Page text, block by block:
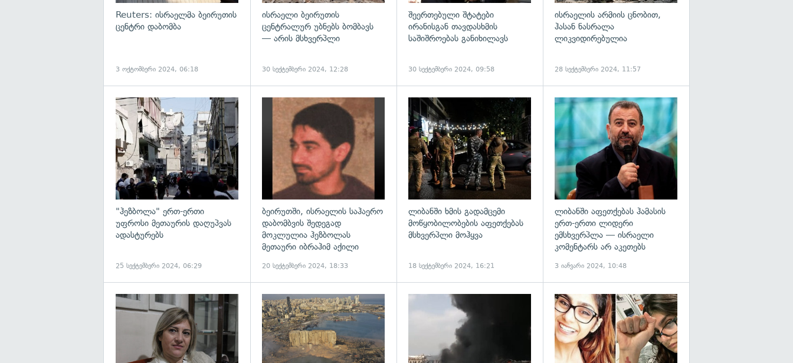
Reuters: ისრაელმა ბეირუთის
ცენტრი დაბომბა
3 ოქტომბერი 2024, 06:18
ისრაელი ბეირუთის
ცენტრალურ უბნებს ბომბავს
— არის მსხვერპლი
30 სექტემბერი 2024, 12:28
შეერთებული შტატები
ირანისგან თავდასხმის
საშიშროებას განიხილავს
30 სექტემბერი 2024, 09:58
ისრაელის არმიის ცნობით,
ჰასან ნასრალა
ლიკვიდირებულია
28 სექტემბერი 2024, 11:57
გადახედვა
"ჰეზბოლა" ერთ-ერთი
უფროსი მეთაურის დაღუპვას
ადასტურებს
25 სექტემბერი 2024, 06:29
გადახედვა
ბეირუთში, ისრაელის საჰაერო
დაბომბვის შედეგად
მოკლულია ჰეზბოლას
მეთაური იბრაჰიმ აქილი
20 სექტემბერი 2024, 18:33
გადახედვა
ლიბანში ხმის გადამცემი
მოწყობილობების აფეთქებას
მსხვერპლი მოჰყვა
18 სექტემბერი 2024, 16:21
ლიბანში აფეთქებას ჰამასის
ერთ-ერთი ლიდერი
ემსხვერპლა — ისრაელი
კომენტარს არ აკეთებს
3 იანვარი 2024, 10:48
გადახედვა გადახედვა